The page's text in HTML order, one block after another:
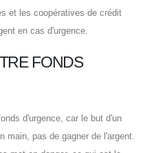
et les coopératives de crédit
en cas d'urgence.
FONDS
d'urgence, car le but d'un
main, pas de gagner de l'argent.